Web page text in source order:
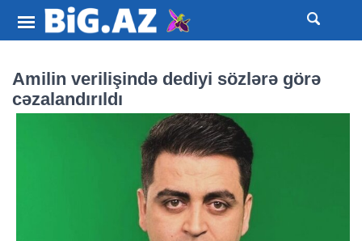
Amilin verilişində dediyi sözlərə görə
cəzalandırıldı